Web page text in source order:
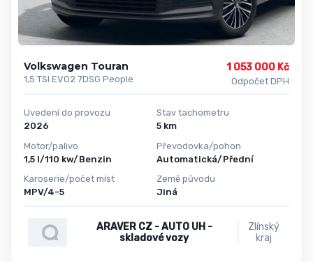
Volkswagen Touran
1,5 TSI EVO2 7DSG People
1 053 000 Kč
Odpočet DPH
Uvedení do provozu
2026
Motor/palivo
1,5 l/110 kw/Benzin
Karoserie/počet míst
MPV/4-5
Stav tachometru
5 km
Převodovka/pohon
Automatická/Přední
Země původu
Jiná
ARAVER CZ - AUTO UH -
skladové vozy
Zlínský
kraj